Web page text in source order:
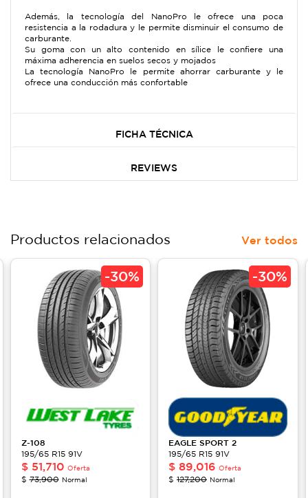
Además, la tecnología del NanoPro le ofrece una poca
resistencia a la rodadura y le permite disminuir el consumo de
carburante.
Su goma con un alto contenido en sílice le confiere una
máxima adherencia en suelos secos y mojados
La tecnología NanoPro le permite ahorrar carburante y le
ofrece una conducción más confortable
FICHA TÉCNICA
REVIEWS
Productos relacionados Ver todos
-30%
Z-108
195/65 R15 91V
$ 51,710 Oferta
$73,900 Normal
-30%
EAGLE SPORT 2
195/65 R15 91V
$ 89,016 Oferta
$ 127,200 Normal